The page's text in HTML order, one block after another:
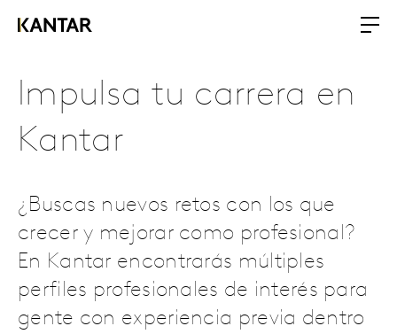
Impulsa tu carrera en
Kantar
¿Buscas nuevos retos con los que
crecer y mejorar como profesional?
En Kantar encontrarás múltiples
perfiles profesionales de interés para
gente con experiencia previa dentro